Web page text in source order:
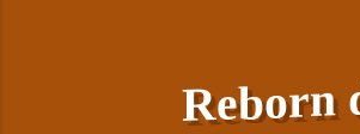
Reborn